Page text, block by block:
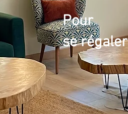
Pour
se régaler